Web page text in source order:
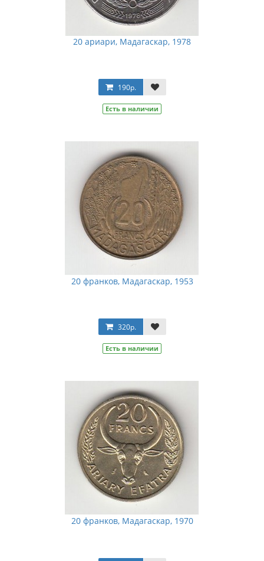
20 ариари, Мадагаскар, 1978
190р.
Есть в наличии
20 франков, Мадагаскар, 1953
320р.
Есть в наличии
20 франков, Мадагаскар, 1970